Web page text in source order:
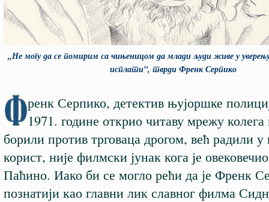
„Не могу да се помирим са чињеницом да млади људи живе у
исплати”, тврди Френк Серпико
ренк Серпико, детектив њујоршке
1971. године открио читаву мрежу колега
борили против трговаца дрогом, већ радили
корист, није филмски јунак кога је
Паћино. Иако би се могло рећи да је Френк
познатији као главни лик славног филма